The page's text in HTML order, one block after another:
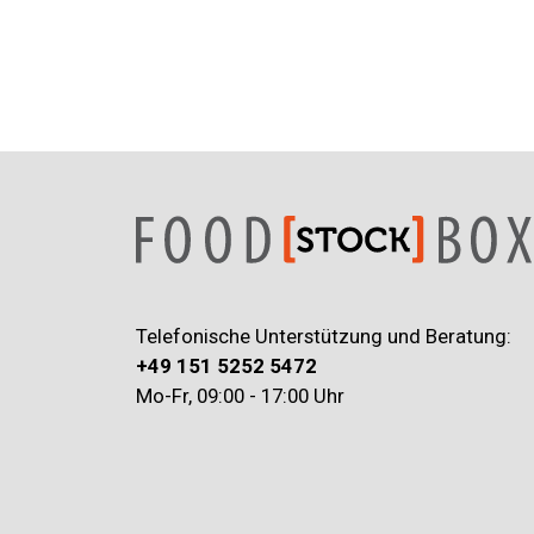
Telefonische Unterstützung und Beratung:
+49 151 5252 5472
Mo-Fr, 09:00 - 17:00 Uhr